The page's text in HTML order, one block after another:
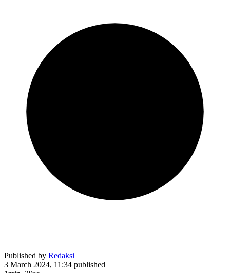
Published by Redaksi
3 March 2024, 11:34 published